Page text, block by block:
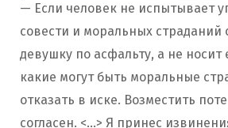
— Если человек не испытывает
совести и моральных страданий
девушку по асфальту, а не носит
какие могут быть моральные
отказать в иске. Возместить
согласен. <…> Я принес